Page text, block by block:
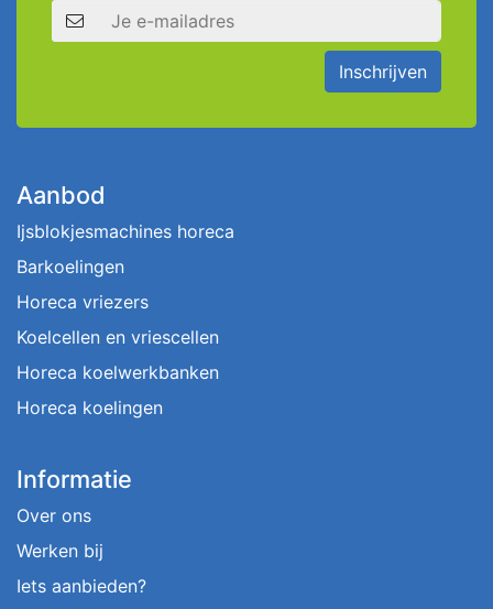
E-mailadres
Inschrijven
Aanbod
Ijsblokjesmachines horeca
Barkoelingen
Horeca vriezers
Koelcellen en vriescellen
Horeca koelwerkbanken
Horeca koelingen
Informatie
Over ons
Werken bij
Iets aanbieden?